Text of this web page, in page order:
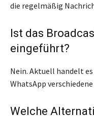
die regelmäßig
Ist das
eingeführt?
Nein. Aktuell handelt
WhatsApp
Welche